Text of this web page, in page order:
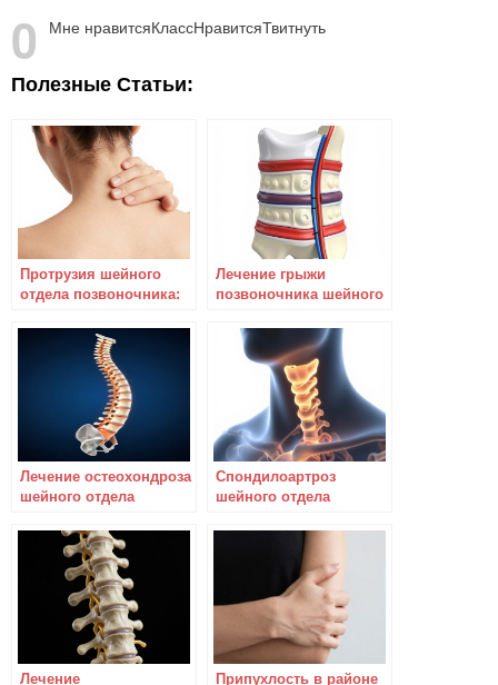
0 Мне нравитсяКлассНравитсяТвитнуть
Полезные Статьи:
Протрузия шейного
отдела позвоночника:
Лечение грыжи
позвоночника шейного
выздоровления
Лечение остеохондроза
шейного отдела
Спондилоартроз
шейного отдела
профилактика
Лечение Припухлость в районе